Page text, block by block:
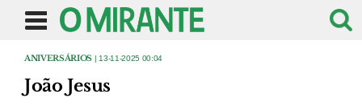
ANIVERSÁRIOS | 13-11-2025 00:04
João Jesus